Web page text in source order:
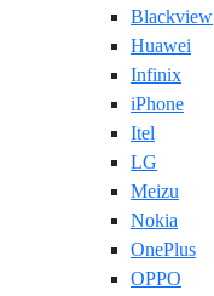
Blackview
Huawei
Infinix
iPhone
Itel
LG
Meizu
Nokia
OnePlus
OPPO